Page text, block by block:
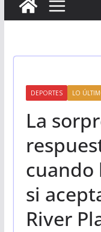
DEPORTES LO
La
cuando
si
River